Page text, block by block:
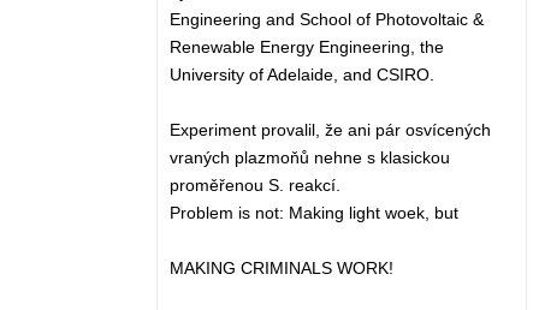
Engineering and School of Photovoltaic &
Renewable Energy Engineering, the
University of Adelaide, and CSIRO.
Experiment provalil, že ani pár osvícených
vraných plazmoňů nehne s klasickou
proměřenou S. reakcí.
Problem is not: Making light woek, but
MAKING CRIMINALS WORK!